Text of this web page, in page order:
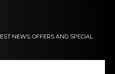
NEWS, OFFERS AND SPECIAL